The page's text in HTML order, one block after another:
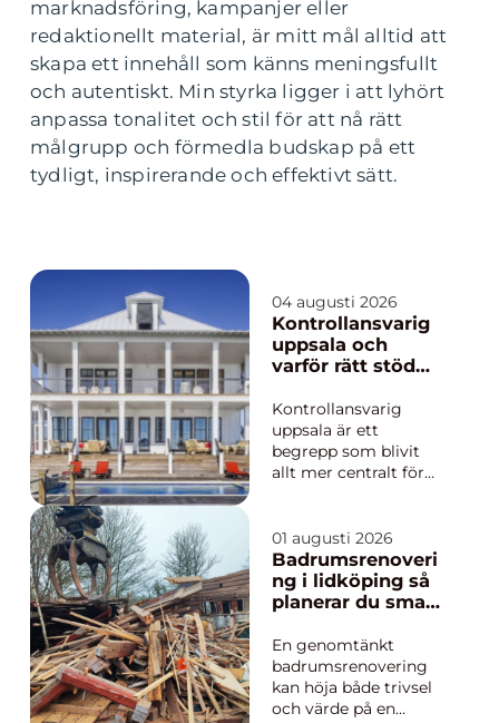
marknadsföring, kampanjer eller
redaktionellt material, är mitt mål alltid att
skapa ett innehåll som känns meningsfullt
och autentiskt. Min styrka ligger i att lyhört
anpassa tonalitet och stil för att nå rätt
målgrupp och förmedla budskap på ett
tydligt, inspirerande och effektivt sätt.
04 augusti 2026
Kontrollansvarig
uppsala och
varför rätt stöd
byggprojekt
Kontrollansvarig
uppsala är ett
begrepp som blivit
allt mer centralt för
att bygga, bygga till
eller göra större
ändringar i sitt hus
eller sin fastighet.
regelverk, tillstånd
och tekniska krav s...
01 augusti 2026
Badrumsrenoveri
ng i lidköping så
planerar du smart
En genomtänkt
badrumsrenovering
kan höja både trivsel
och värde på en